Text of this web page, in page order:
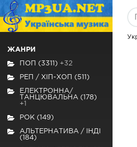
ЖАНРИ
ПОП (3311) +32
РЕП / ХІП-ХОП (511)
ЕЛЕКТРОННА/
ТАНЦЮВАЛЬНА (178)
+1
РОК (149)
АЛЬТЕРНАТИВА / ІНДІ
(184)